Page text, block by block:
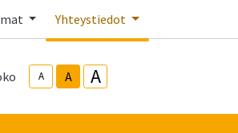
Yhteystiedot
A A A